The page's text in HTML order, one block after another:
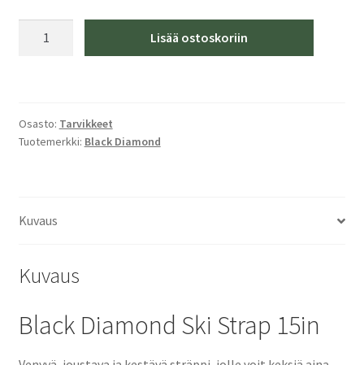
Black
määrä
Lisää ostoskoriin
Osasto: Tarvikkeet
Tuotemerkki: Black Diamond
Kuvaus
Kuvaus
Black Diamond Ski Strap 15in